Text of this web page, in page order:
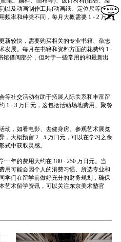
)以及动画制作工具(动画纸、定位尺等)。
频率和种类不同，每月大概需要 1 - 2 万日
新较快，需要购买相关的专业书籍、杂志
发展。每月在书籍和资料方面的花费约 1 -
馆借阅部分，但对于一些常用的和最新出
等社交活动有助于拓展人际关系和丰富留
1 - 3 万日元，这包括活动场地费用、聚餐
动，如看电影、去健身房、参观艺术展览
，大概预留 2 - 5 万日元，可以在学习之余
式中获取灵感。
一年的费用大约在 180 - 250 万日元。当
用可能会因个人的消费习惯、所选专业和
学们在留学前做好充分的财务规划，确保
艺术留学资讯，可以关注东京美术塾官